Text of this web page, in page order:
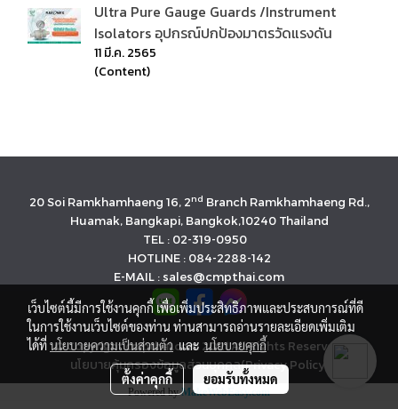
Ultra Pure Gauge Guards /Instrument
Isolators อุปกรณ์ปกป้องมาตรวัดแรงดัน
11 มี.ค. 2565
(Content)
20 Soi Ramkhamhaeng 16, 2nd Branch Ramkhamhaeng Rd.,
Huamak, Bangkapi, Bangkok,10240 Thailand
TEL : 02-319-0950
HOTLINE : 084-2288-142
E-MAIL : sales@cmpthai.com
© Copyright cmpthai.com 2021 All Rights Reserved.
นโยบายคุ้มครองข้อมูลส่วนบุคคล(Privacy Policy)
Powered byMakeWebEasy.com
เว็บไซต์นี้มีการใช้งานคุกกี้ เพื่อเพิ่มประสิทธิภาพและประสบการณ์ที่ดี
ในการใช้งานเว็บไซต์ของท่าน ท่านสามารถอ่านรายละเอียดเพิ่มเติม
ได้ที่นโยบายความเป็นส่วนตัวและนโยบายคุกกี้
ตั้งค่าคุกกี้ ยอมรับทั้งหมด